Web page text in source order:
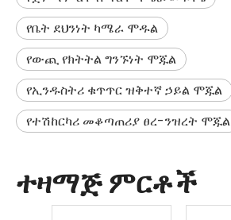
የቤት ደህንነት ካሜራ ሞዱል
የውጪ የክትትል ግንኙነት ሞጁል
የኢንዱስትሪ ቁጥጥር ዝቅተኛ ኃይል ሞጁል
የተሽከርካሪ መቆጣጠሪያ ፀረ-ንዝረት ሞጁል
ተዛማጅ ምርቶች